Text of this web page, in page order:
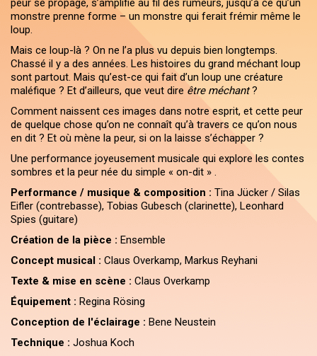
peur se propage, s’amplifie au fil des rumeurs, jusqu’à ce qu’un
monstre prenne forme – un monstre qui ferait frémir même le
loup.
Mais ce loup-là ? On ne l’a plus vu depuis bien longtemps.
Chassé il y a des années. Les histoires du grand méchant loup
sont partout. Mais qu’est-ce qui fait d’un loup une créature
maléfique ? Et d’ailleurs, que veut dire être méchant?
Comment naissent ces images dans notre esprit, et cette peur
de quelque chose qu’on ne connaît qu’à travers ce qu’on nous
en dit ? Et où mène la peur, si on la laisse s’échapper ?
Une performance joyeusement musicale qui explore les contes
sombres et la peur née du simple « on-dit » .
Performance / musique & composition : Tina Jücker / Silas
Eifler (contrebasse), Tobias Gubesch (clarinette), Leonhard
Spies (guitare)
Création de la pièce : Ensemble
Concept musical : Claus Overkamp, Markus Reyhani
Texte & mise en scène : Claus Overkamp
Équipement : Regina Rösing
Conception de l'éclairage : Bene Neustein
Technique : Joshua Koch